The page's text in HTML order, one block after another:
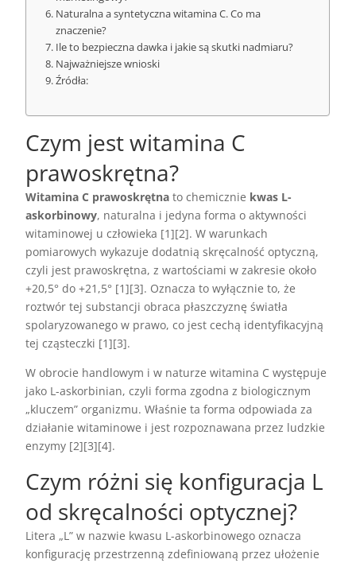
Naturalna a syntetyczna witamina C. Co ma
znaczenie?
Ile to bezpieczna dawka i jakie są skutki nadmiaru?
Najważniejsze wnioski
Źródła:
Czym jest witamina C
prawoskrętna?
Witamina C prawoskrętna to chemicznie kwas L-
askorbinowy, naturalna i jedyna forma o aktywności
witaminowej u człowieka [1][2]. W warunkach
pomiarowych wykazuje dodatnią skręcalność optyczną,
czyli jest prawoskrętna, z wartościami w zakresie około
+20,5° do +21,5° [1][3]. Oznacza to wyłącznie to, że
roztwór tej substancji obraca płaszczyznę światła
spolaryzowanego w prawo, co jest cechą identyfikacyjną
tej cząsteczki [1][3].
W obrocie handlowym i w naturze witamina C występuje
jako L-askorbinian, czyli forma zgodna z biologicznym
„kluczem” organizmu. Właśnie ta forma odpowiada za
działanie witaminowe i jest rozpoznawana przez ludzkie
enzymy [2][3][4].
Czym różni się konfiguracja L
od skręcalności optycznej?
Litera „L” w nazwie kwasu L-askorbinowego oznacza
konfigurację przestrzenną zdefiniowaną przez ułożenie